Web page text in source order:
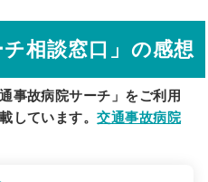
院名から探す
チ相談窓口」の感想
事故病院サーチ」をご利用
しています。交通事故病院